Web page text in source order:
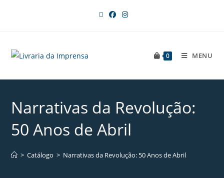
0 MENU
Narrativas da Revolução:
50 Anos de Abril
> Catálogo > Narrativas da Revolução: 50 Anos de Abril